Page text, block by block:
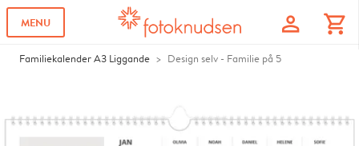
MENU profile shopping_cart
Familiekalender A3 Liggande Design selv - Familie på 5